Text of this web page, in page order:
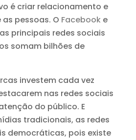
é criar relacionamento e
pessoas. O Facebook e
principais redes sociais
somam bilhões de
investem cada vez
nas redes sociais
do público. E
tradicionais, as redes
democráticas, pois existe